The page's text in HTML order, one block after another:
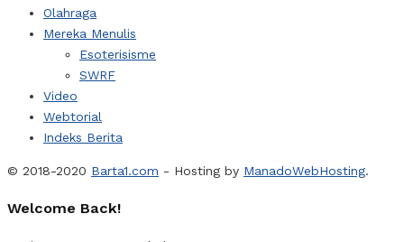
Olahraga
Mereka Menulis
Esoterisisme
SWRF
Video
Webtorial
Indeks Berita
© 2018-2020 Barta1.com - Hosting by ManadoWebHosting.
Welcome Back!